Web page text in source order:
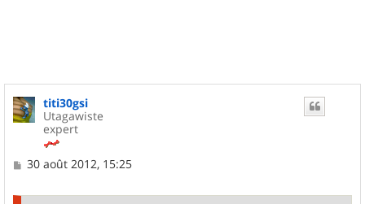
titi30gsi
Utagawiste
expert
M
30 août 2012, 15:25